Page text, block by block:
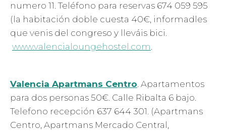
numero 11. Teléfono para reservas 674 059 595
(la habitación doble cuesta 40€, informadles
que venis del congreso y lleváis bici.
www.valencialoungehostel.com.
Valencia Apartmans Centro. Apartamentos
para dos personas 50€. Calle Ribalta 6 bajo.
Telefono recepción 637 644 301. (Apartmans
Centro, Apartmans Mercado Central,